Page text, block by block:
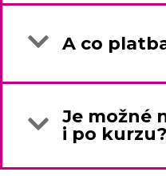
A co
Je možné
i po kurzu?